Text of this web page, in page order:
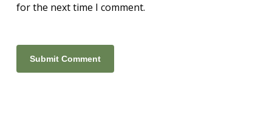
for the next time I comment.